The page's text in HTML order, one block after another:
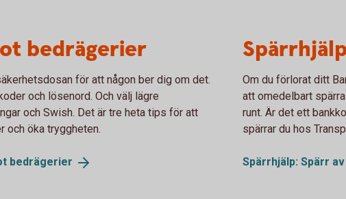
bedrägerier
för att någon ber dig om det.
och lösenord. Och välj lägre
och Swish. Det är tre heta tips för att
och öka tryggheten.
bedrägerier
Spärrhjälp
Om du förlorat ditt
att omedelbart
runt. Är det ett
spärrar du hos
Spärrhjälp: Spärr